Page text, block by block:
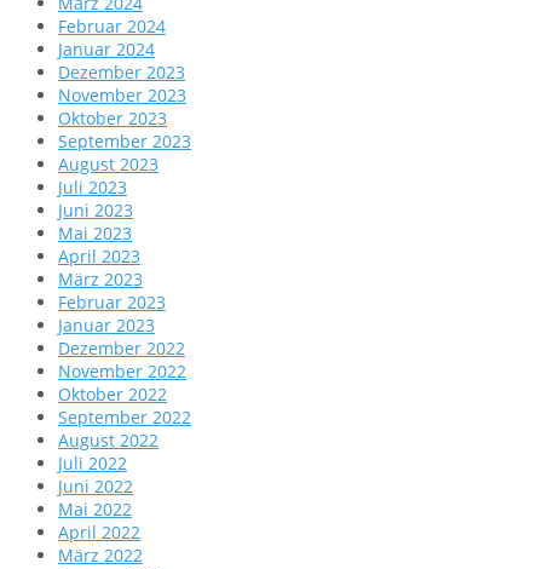
Februar 2024
Januar 2024
Dezember 2023
November 2023
Oktober 2023
September 2023
August 2023
Juli 2023
Juni 2023
Mai 2023
April 2023
März 2023
Februar 2023
Januar 2023
Dezember 2022
November 2022
Oktober 2022
September 2022
August 2022
Juli 2022
Juni 2022
Mai 2022
April 2022
März 2022